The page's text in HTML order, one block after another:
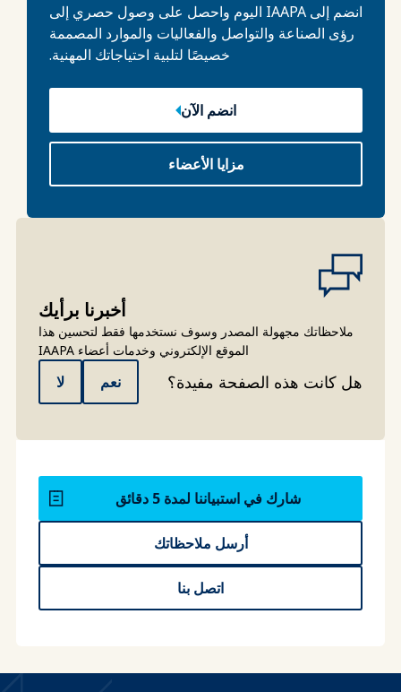
انضم إلى IAAPA اليوم واحصل على وصول حصري إلى
رؤى الصناعة والتواصل والفعاليات والموارد المصممة
خصيصًا لتلبية احتياجاتك المهنية.
انضم الآن
مزايا الأعضاء
أخبرنا برأيك
ملاحظاتك مجهولة المصدر وسوف نستخدمها فقط لتحسين هذا
الموقع الإلكتروني وخدمات أعضاء IAAPA
هل كانت هذه الصفحة مفيدة؟ نعم لا
شارك في استبياننا لمدة 5 دقائق
أرسل ملاحظاتك
اتصل بنا